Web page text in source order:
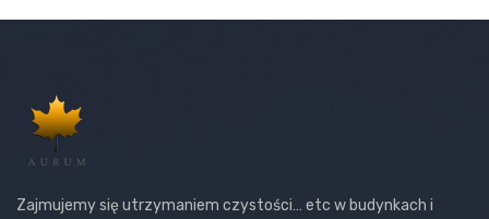
Zajmujemy się utrzymaniem czystości… etc w budynkach i